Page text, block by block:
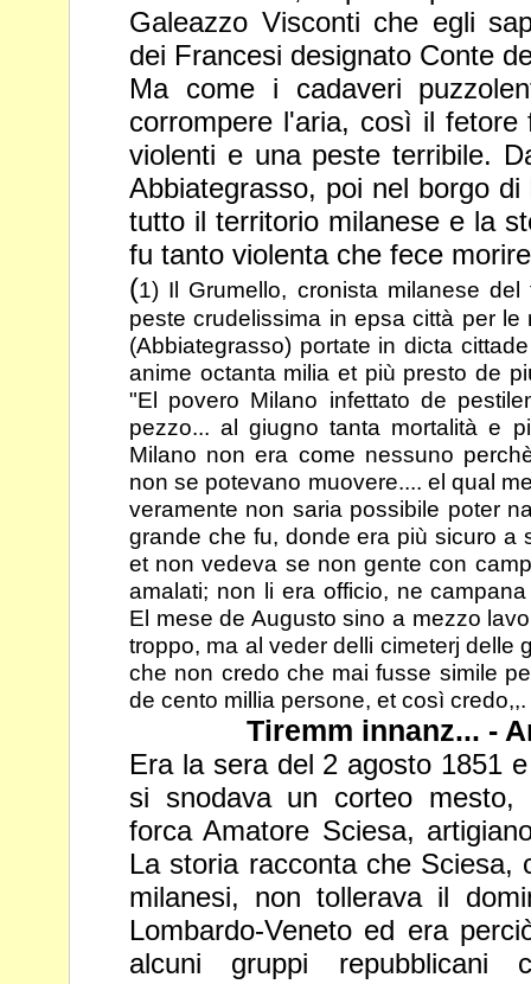
Galeazzo Visconti che egli
dei Francesi designato Conte
Ma come i cadaveri
corrompere l'aria, così il
violenti e una peste terribile.
Abbiategrasso, poi nel borgo di
tutto il territorio milanese e la
fu tanto violenta che fece
(1) Il Grumello, cronista milanese
peste crudelissima in epsa città per le
(Abbiategrasso) portate in dicta
anime octanta milia et più presto de
"El povero Milano infettato de
pezzo... al giugno tanta mortalità e
Milano non era come nessuno
non se potevano muovere.... el qual
veramente non saria possibile poter
grande che fu, donde era piùsicuro a
et non vedeva se non gente con
amalati; non li era officio, ne
El mese de Augusto sino a mezzo
troppo, ma al veder delli cimeterj delle
che non credo che mai fusse simile
de cento millia persone, et così credo,,.
Tiremm innanz... -
Era la sera del 2 agosto 1851
si snodava un corteo
forca Amatore Sciesa,
La storia racconta che Sciesa,
milanesi, non tollerava il
Lombardo-Veneto ed era
alcuni gruppi repubblicani